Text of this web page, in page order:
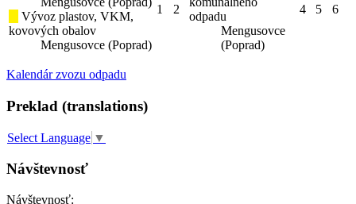
Vývoz plastov, VKM,
kovových obalov
Mengusovce (Poprad)
1 2
odpadu
Mengusovce
(Poprad)
4 5 6
Kalendár zvozu odpadu
Preklad (translations)
Select Language ▼
Návštevnosť
Návštevnosť: